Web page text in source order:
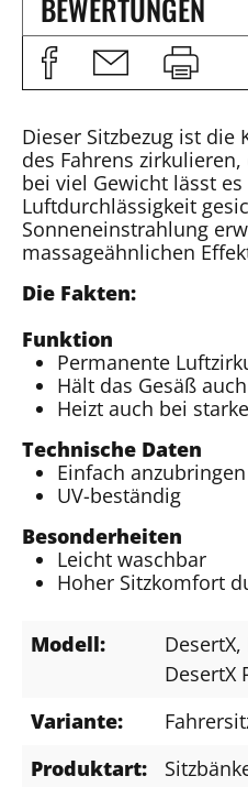
BEWERTUNGEN
Dieser Sitzbezug ist
des Fahrens
bei viel Gewicht lässt
Luftdurchlässigkeit
Sonneneinstrahlung
massageähnlichen
Die Fakten:
Funktion
Permanente
Hält das Gesäß
Heizt auch bei
Technische Daten
Einfach
UV-beständig
Besonderheiten
Leicht waschbar
Hoher Sitzkomfort
Modell: DesertX,
DesertX
Variante:
Produktart: